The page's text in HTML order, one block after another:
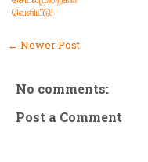
வெளியீடு!
← Newer Post
No comments:
Post a Comment